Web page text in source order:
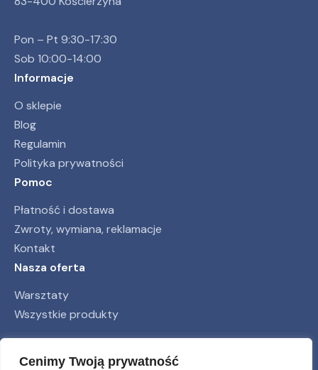
Cenimy Twoją prywatność
Pon – Pt 9:30-17:30
Sob 10:00-14:00
Informacje
O sklepie
Blog
Regulamin
Polityka prywatności
Pomoc
Płatność i dostawa
Zwroty, wymiana, reklamacje
Kontakt
Nasza oferta
Warsztaty
Wszystkie produkty